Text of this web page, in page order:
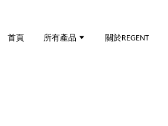
首頁 所有產品 關於REGENT